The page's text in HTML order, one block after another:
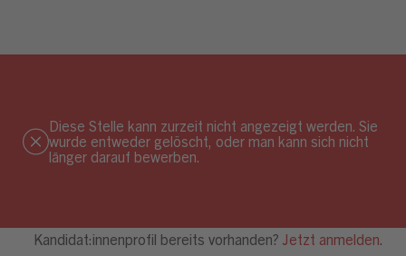
Diese Stelle kann zurzeit nicht angezeigt werden. Sie
wurde entweder gelöscht, oder man kann sich nicht
länger darauf bewerben.